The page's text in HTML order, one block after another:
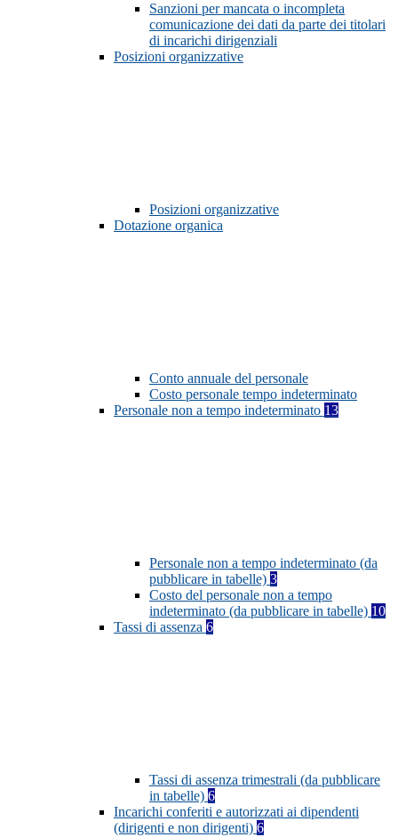
Sanzioni per mancata o incompleta
comunicazione dei dati da parte dei titolari
di incarichi dirigenziali
Posizioni organizzative
Posizioni organizzative
Dotazione organica
Conto annuale del personale
Costo personale tempo indeterminato
Personale non a tempo indeterminato 13
Personale non a tempo indeterminato (da
pubblicare in tabelle) 3
Costo del personale non a tempo
indeterminato (da pubblicare in tabelle) 10
Tassi di assenza 6
Tassi di assenza trimestrali (da pubblicare
in tabelle) 6
Incarichi conferiti e autorizzati ai dipendenti
(dirigenti e non dirigenti) 6